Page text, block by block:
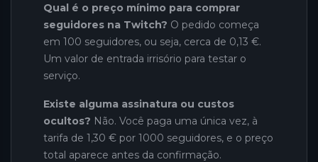
Qual é o preço mínimo para comprar
seguidores na Twitch? O pedido começa
em 100 seguidores, ou seja, cerca de 0,13 €.
Um valor de entrada irrisório para testar o
serviço.
Existe alguma assinatura ou custos
ocultos? Não. Você paga uma única vez, à
tarifa de 1,30 € por 1000 seguidores, e o preço
total aparece antes da confirmação.